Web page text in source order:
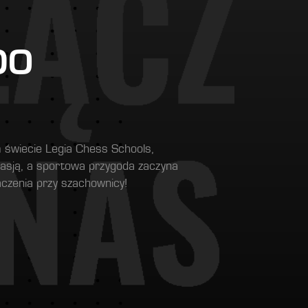
Legia Chess Schools,
a sportowa przygoda zaczyna
przy szachownicy!